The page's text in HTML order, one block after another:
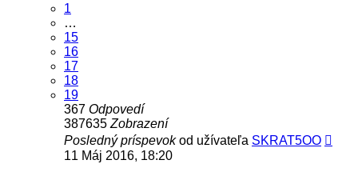
1
…
15
16
17
18
19
367 Odpovedí
387635 Zobrazení
Posledný príspevokod užívateľa SKRAT5OO
11 Máj 2016, 18:20